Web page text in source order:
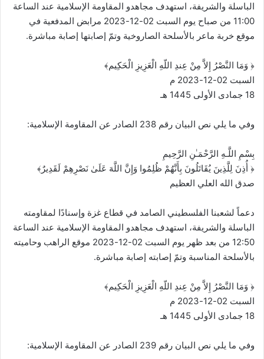
الباسلة والشريفة، استهدف ‏مجاهدو المقاومة الإسلامية عند الساعة
11:00 من صباح يوم السبت 02-12-2023 مرابض ‏المدفعية في
موقع خربة ماعر بالأسلحة الصاروخية وتمّ إصابتها إصابة مباشرة. ‏
‏﴿‌‎ ‎وَمَا النَّصْرُ إِلاَّ مِنْ عِندِ اللّهِ الْعَزِيزِ الْحَكِيم﴾‏
السبت 02-12-2023 م ‌‎ ‎
وفي ما يلي نص البيان رقم 238 الصادر عن المقاومة الإسلامية:‏ ‌‎ ‎
بِسْمِ اللَّـهِ الرَّحْمَـٰنِ الرَّحِيمِ
‏﴿ أُذِنَ لِلَّذِينَ يُقَاتَلُونَ بِأَنَّهُمْ ظُلِمُوا وَإِنَّ اللَّهَ عَلَىٰ نَصْرِهِمْ لَقَدِيرٌ﴾‏
صدق الله العلي العظيم
دعماً لشعبنا الفلسطيني الصامد في قطاع غزة وإسنادًا لمقاومته
الباسلة والشريفة، استهدف ‏مجاهدو المقاومة الإسلامية عند الساعة
12:50 من بعد ظهر يوم السبت 02-12-2023 موقع ‏الراهب وحاميته
بالأسلحة المناسبة وتمّ إصابته إصابة مباشرة.‏
‏﴿‌‎ ‎وَمَا النَّصْرُ إِلاَّ مِنْ عِندِ اللّهِ الْعَزِيزِ الْحَكِيم﴾‏
السبت 02-12-2023 م ‌‎ ‎
وفي ما يلي نص البيان رقم 239 الصادر عن المقاومة الإسلامية:‏ ‌‎ ‎